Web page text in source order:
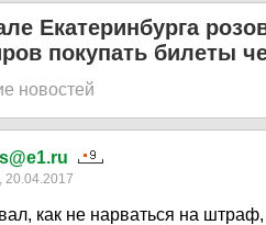
Екатеринбурга
покупать билеты
новостей
20.04.2017
как не нарваться на